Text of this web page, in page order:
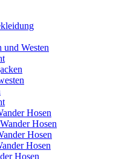
und Westen
Hosen
Hosen
Hosen
Hosen
Hosen